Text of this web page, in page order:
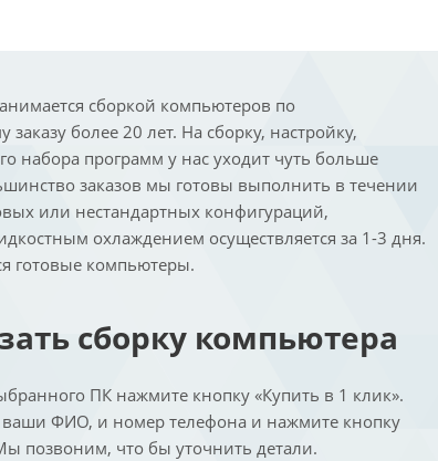
сборкой компьютеров по
более 20 лет. На сборку, настройку,
набора программ у нас уходит чуть больше
заказов мы готовы выполнить в течении
или нестандартных конфигураций,
охлаждением осуществляется за 1-3 дня.
готовые компьютеры.
сборку компьютера
ПК нажмите кнопку «Купить в 1 клик».
ваши ФИО, и номер телефона и нажмите кнопку
позвоним, что бы уточнить детали.